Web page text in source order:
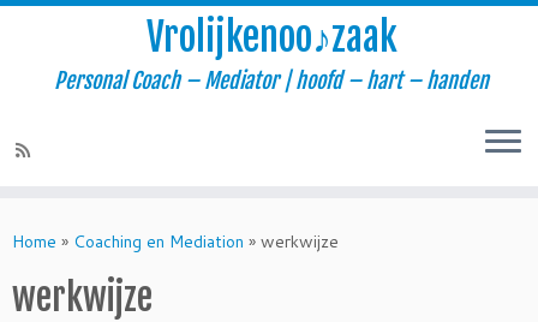
to
Vrolijkenoo♪zaak
Personal Coach – Mediator | hoofd – hart – handen
Home » Coaching en Mediation » werkwijze
werkwijze